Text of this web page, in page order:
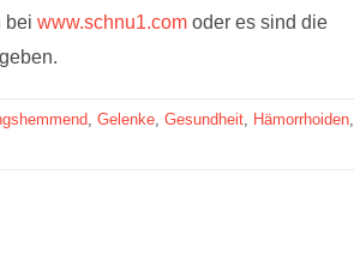
bei www.schnu1.com oder es sind die
, Gelenke, Gesundheit, Hämorrhoiden,